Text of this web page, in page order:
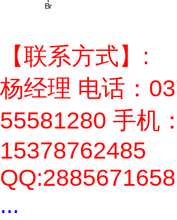
【联系方式】:
杨经理 电话：
55581280 手机：
15378762485
QQ:2885671658
...